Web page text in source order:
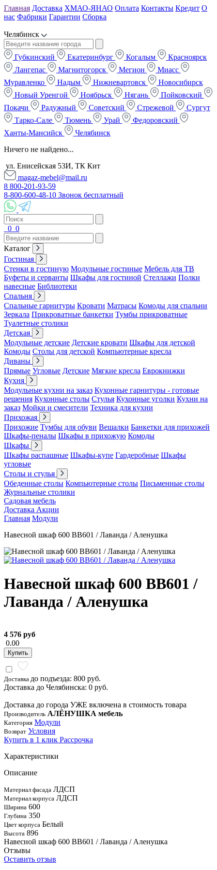
Главная Доставка ХМАО-ЯНАО Оплата Контакты Кредит О
нас Фабрики Гарантии Сборка
Челябинск
Губкинский Екатеринбург Когалым
Красноярск
Лангепас
Магнитогорск Мегион
Миасс
Муравленко
Надым Нижневартовск
Новосибирск
Новый Уренгой
Ноябрьск Нягань
Пойковский
Покачи
Радужный Советский Стрежевой
Сургут
Тарко-Сале
Тюмень Урай
Федоровский
Ханты-Мансийск
Челябинск
Ничего не найдено...
ул. Енисейская 53И, ТК Кит
magaz-mebel@mail.ru
8 800-201-93-59
8-800-600-48-10 Звонок бесплатный
0 0
Каталог
Гостиная
Стенки в гостиную Модульные гостиные Мебель для ТВ
Буфеты и серванты Шкафы для гостиной Стеллажи Полки
навесные Библиотеки
Спальня
Спальные гарнитуры Кровати Матрасы Комоды для спальни
Зеркала Прикроватные банкетки Тумбы прикроватные
Туалетные столики
Детская
Модульные детские Детские кровати Шкафы для детской
Комоды Столы для детской Компьютерные кресла
Диваны
Прямые Угловые Детские Мягкие кресла Еврокнижки
Кухня
Модульные кухни на заказ Кухонные гарнитуры - готовые
решения Кухонные столы Стулья Кухонные уголки Кухни на
заказ Мойки и смесители Техника для кухни
Прихожая
Прихожие Тумбы для обуви Вешалки Банкетки для прихожей
Шкафы-пеналы Шкафы в прихожую Комоды
Шкафы
Шкафы распашные Шкафы-купе Гардеробные Шкафы
угловые
Столы и стулья
Обеденные столы Компьютерные столы Письменные столы
Журнальные столики
Садовая мебель
Доставка Акции
Главная Модули
Навесной шкаф 600 ВВ601 / Лаванда / Аленушка
Навесной шкаф 600 ВВ601 /
Лаванда / Аленушка
4 576 руб
0.00
Купить
Доставка до подъезда: 800 руб.
Доставка до Челябинска: 0 руб.
Доставка до города УЖЕ включена в стоимость товара
Производитель АЛЁНУШКА мебель
Категория Модули
Возврат Условия
Купить в 1 клик Рассрочка
Характеристики
Описание
Материал фасада ЛДСП
Материал корпуса ЛДСП
Ширина 600
Глубина 350
Цвет корпуса Белый
Высота 896
Навесной шкаф 600 ВВ601 / Лаванда / Аленушка
Отзывы
Оставить отзыв